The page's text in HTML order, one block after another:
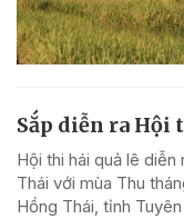
Sắp diễn ra Hội
Hội thi hái quả lê
Thái với mùa Thu
Hồng Thái, tỉnh